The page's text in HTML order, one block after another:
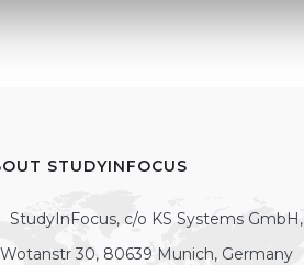
STUDYINFOCUS
StudyInFocus, c/o KS Systems GmbH,
Wotanstr 30, 80639 Munich, Germany